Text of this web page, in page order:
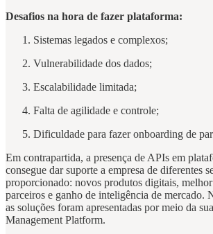
Desafios na hora de fazer plataforma:
Sistemas legados e complexos;
Vulnerabilidade dos dados;
Escalabilidade limitada;
Falta de agilidade e controle;
Dificuldade para fazer onboarding de
Em contrapartida, a presença de APIs em
consegue dar suporte a empresa de diferentes
proporcionado: novos produtos digitais,
parceiros e ganho de inteligência de mercado.
as soluções foram apresentadas por meio da
Management Platform.